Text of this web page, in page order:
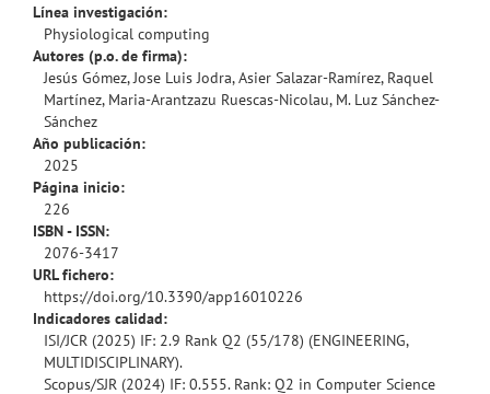
Línea investigación:
Physiological computing
Autores (p.o. de firma):
Jesús Gómez, Jose Luis Jodra, Asier Salazar-Ramírez, Raquel
Martínez, Maria-Arantzazu Ruescas-Nicolau, M. Luz Sánchez-
Sánchez
Año publicación:
2025
Página inicio:
226
ISBN - ISSN:
2076-3417
URL fichero:
https://doi.org/10.3390/app16010226
Indicadores calidad:
ISI/JCR (2025) IF: 2.9 Rank Q2 (55/178) (ENGINEERING,
MULTIDISCIPLINARY).
Scopus/SJR (2024) IF: 0.555. Rank: Q2 in Computer Science